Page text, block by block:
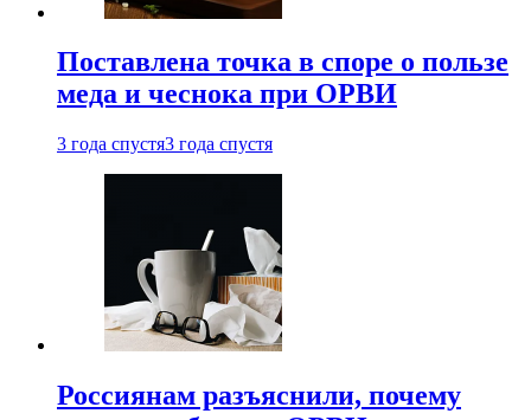
Поставлена точка в споре о пользе
меда и чеснока при ОРВИ
3 года спустя3 года спустя
Россиянам разъяснили, почему